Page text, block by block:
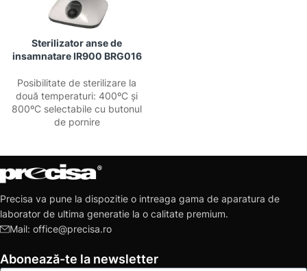
Sterilizator anse de
insamnatare IR900 BRG016
Posibilitate de sterilizare la
două temperaturi: 400ºC și
800ºC selectabile cu butonul
de pornire
Precisa va pune la dispozitie o intreaga gama de aparatura de
laborator de ultima generatie la o calitate premium.
Mail: office@precisa.ro
Abonează-te la newsletter